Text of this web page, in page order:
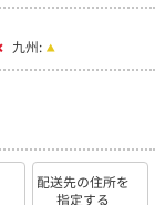
九州:
配送先の住所を
指定する